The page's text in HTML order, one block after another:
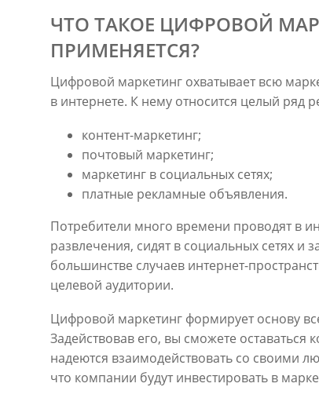
ЧТО ТАКОЕ ЦИФРОВОЙ
ПРИМЕНЯЕТСЯ?
Цифровой маркетинг охватывает всю
в интернете. К нему относится целый ряд
контент-маркетинг;
почтовый маркетинг;
маркетинг в социальных сетях;
платные рекламные объявления.
Потребители много времени проводят в
развлечения, сидят в социальных сетях
большинстве случаев интернет-
целевой аудитории.
Цифровой маркетинг формирует основу
Задействовав его, вы сможете
надеются взаимодействовать со своими
что компании будут инвестировать в